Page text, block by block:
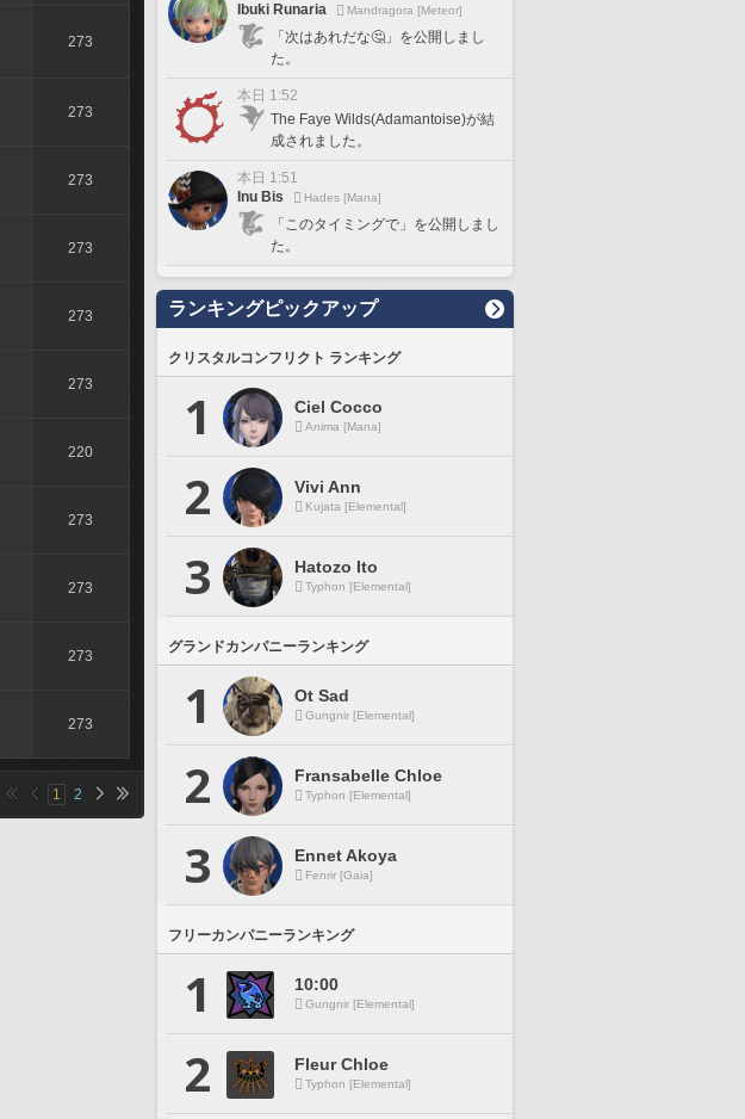
273
273
273
273
273
273
220
273
273
273
273
1 2
Ibuki Runaria
Mandragora [Meteor]
「次はあれだな🤔」を公開しまし
た。
本日 1:52
The Faye Wilds(Adamantoise)が結
成されました。
本日 1:51
Inu Bis
Hades [Mana]
「このタイミングで」を公開しまし
た。
ランキングピックアップ
クリスタルコンフリクト ランキング
1 Ciel Cocco
Anima [Mana]
2 Vivi Ann
Kujata [Elemental]
3 Hatozo Ito
Typhon [Elemental]
グランドカンパニーランキング
1 Ot Sad
Gungnir [Elemental]
2 Fransabelle Chloe
Typhon [Elemental]
3 Ennet Akoya
Fenrir [Gaia]
フリーカンパニーランキング
1 10:00
Gungnir [Elemental]
2 Fleur Chloe
Typhon [Elemental]